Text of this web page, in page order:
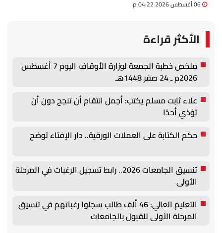
الأكثر قراءة
ملخص خطبة الجمعة لوزارة الأوقاف اليوم 7 أغسطس
2026م ـ 24 صفر 1448هـ
علاء ثابت مسلم يكتب: أجمل انتقام أن تنجح دون أن
تؤذي أحدًا
حكم الكتابة على العملات الورقية.. دار الإفتاء توضح
تنسيق الجامعات 2026.. رابط تسجيل الرغبات في المرحلة
الأولى
التعليم العالي: 46 ألف طالب سجلوا رغباتهم في تنسيق
المرحلة الأولى للقبول بالجامعات